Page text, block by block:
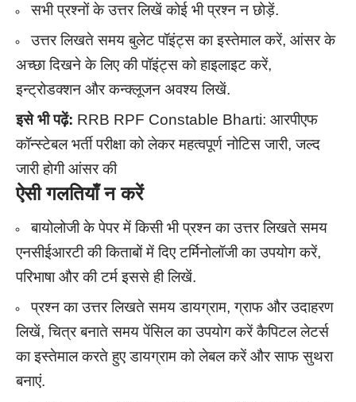
सभी प्रश्नों के उत्तर लिखें कोई भी प्रश्न न छोड़ें.
उत्तर लिखते समय बुलेट पॉइंट्स का इस्तेमाल करें, आंसर के
अच्छा दिखने के लिए की पॉइंट्स को हाइलाइट करें,
इन्ट्रोडक्शन और कन्क्लूजन अवश्य लिखें.
इसे भी पढ़ें: RRB RPF Constable Bharti: आरपीएफ
कॉन्स्टेबल भर्ती परीक्षा को लेकर महत्वपूर्ण नोटिस जारी, जल्द
जारी होगी आंसर की
ऐसी गलतियाँ न करें
बायोलोजी के पेपर में किसी भी प्रश्न का उत्तर लिखते समय
एनसीईआरटी की किताबों में दिए टर्मिनोलॉजी का उपयोग करें,
परिभाषा और की टर्म इससे ही लिखें.
प्रश्न का उत्तर लिखते समय डायग्राम, ग्राफ और उदाहरण
लिखें, चित्र बनाते समय पेंसिल का उपयोग करें कैपिटल लेटर्स
का इस्तेमाल करते हुए डायग्राम को लेबल करें और साफ सुथरा
बनाएं.